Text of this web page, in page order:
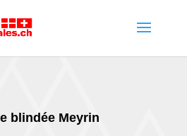
blindée Meyrin